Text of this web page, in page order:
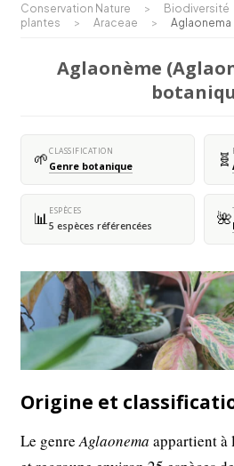
Conservation Nature > Biodiversité
plantes
> Araceae > Aglaonema
Aglaonème
🌱CLASSIFICATION
Genre botanique 🧬
📊ESPÈCES
5 espèces référencées 🌺
Origine et
Le genreAglaonema appartient à